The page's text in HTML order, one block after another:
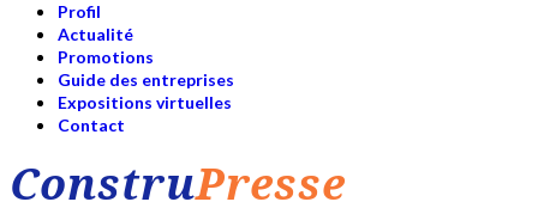
Profil
Actualité
Promotions
Guide des entreprises
Expositions virtuelles
Contact
ConstruPresse